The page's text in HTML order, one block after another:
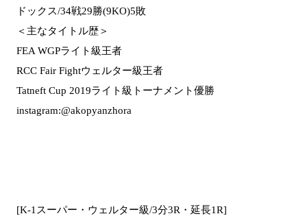
ドックス/34戦29勝(9KO)5敗
＜主なタイトル歴＞
FEA WGPライト級王者
RCC Fair Fightウェルター級王者
Tatneft Cup 2019ライト級トーナメント優勝
instagram:@akopyanzhora
[K-1スーパー・ウェルター級/3分3R・延長1R]